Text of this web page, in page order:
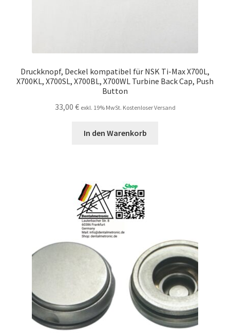
Druckknopf, Deckel kompatibel für NSK Ti-Max X700L,
X700KL, X700SL, X700BL, X700WL Turbine Back Cap, Push
Button
33,00 € exkl. 19% MwSt. Kostenloser Versand
In den Warenkorb